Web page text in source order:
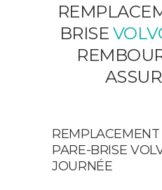
BRISE
PARE-BRISE
JOURNÉE